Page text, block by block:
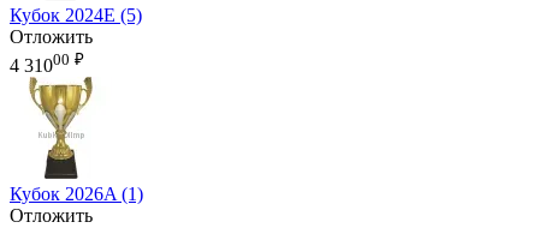
Кубок 2024E (5)
Отложить
4 31000 ₽
Кубок 2026A (1)
Отложить